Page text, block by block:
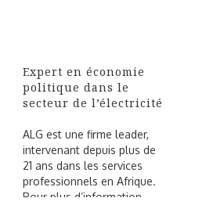
Expert en économie
politique dans le
secteur de l’électricité
ALG est une firme leader,
intervenant depuis plus de
21 ans dans les services
professionnels en Afrique.
Pour plus d’information,